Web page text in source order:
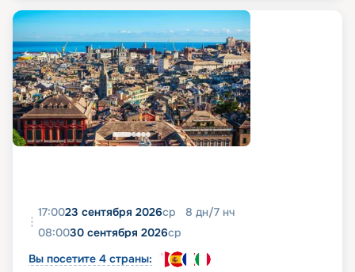
17:0023 сентября 2026ср 8 дн/7 нч
08:0030 сентября 2026ср
Вы посетите 4 страны: